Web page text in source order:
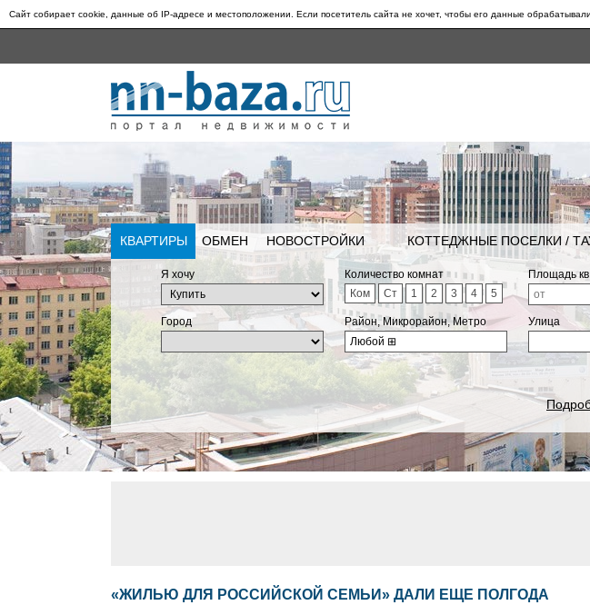
Сайт собирает cookie, данные об IP-адресе и местоположении. Если посетитель сайта не хочет, чтобы его данные
КВАРТИРЫ ОБМЕН НОВОСТРОЙКИ КОТТЕДЖНЫЕ ПОСЕЛКИ /
Я хочу
Количество комнат
Ком
Ст 1 2 3 4 5
Площадь
Город
Район, Микрорайон, Метро
Любой ⊞
Улица
«ЖИЛЬЮ ДЛЯ РОССИЙСКОЙ СЕМЬИ» ДАЛИ ЕЩЕ ПОЛГОДА